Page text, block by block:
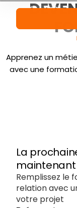
Aller
Apprenez un
avec une